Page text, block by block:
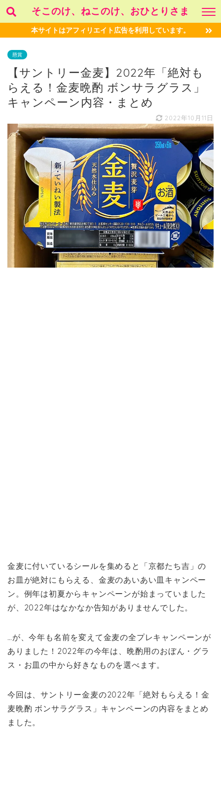
そこのけ、ねこのけ、おひとりさま
本サイトはアフィリエイト広告を利用しています。
懸賞
【サントリー金麦】2022年「絶対も
らえる！金麦晩酌 ボンサラグラス」
キャンペーン内容・まとめ
2022年10月11日
金麦に付いているシールを集めると「京都たち吉」の
お皿が絶対にもらえる、金麦のあいあい皿キャンペー
ン。例年は初夏からキャンペーンが始まっていました
が、2022年はなかなか告知がありませんでした。
…が、今年も名前を変えて金麦の全プレキャンペーンが
ありました！2022年の今年は、晩酌用のおぼん・グラ
ス・お皿の中から好きなものを選べます。
今回は、サントリー金麦の2022年「絶対もらえる！金
麦晩酌 ボンサラグラス」キャンペーンの内容をまとめ
ました。